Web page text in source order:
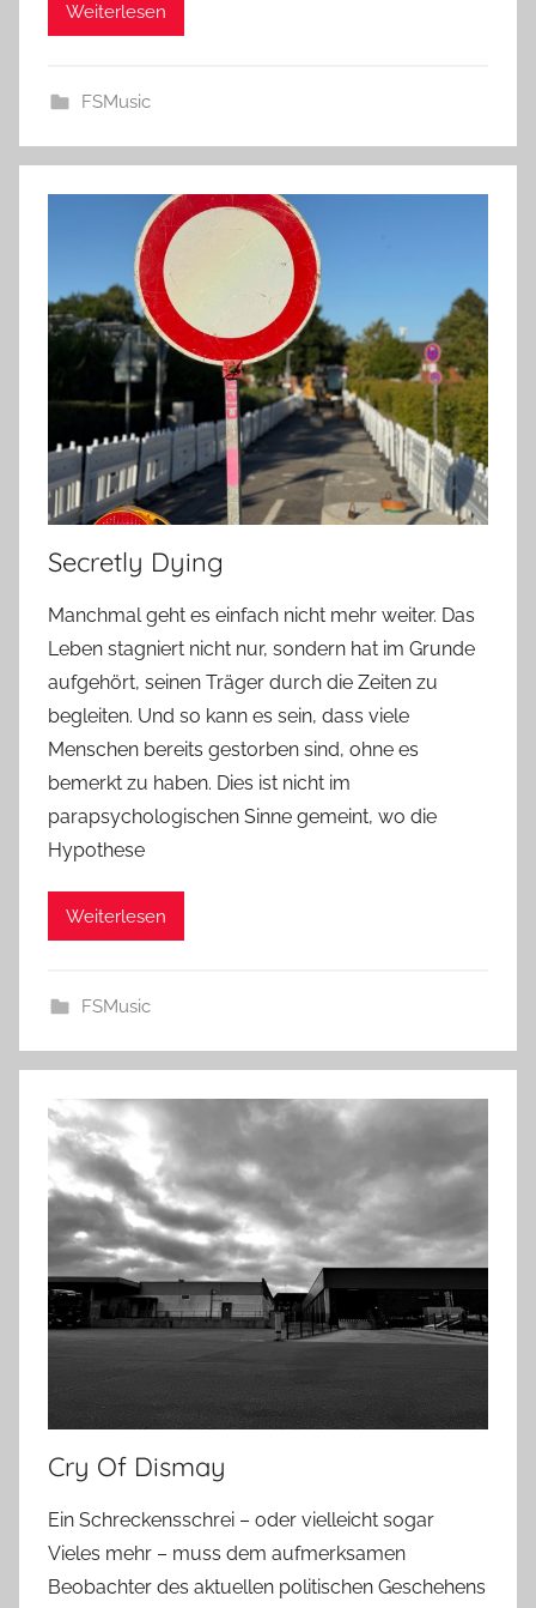
Weiterlesen
FSMusic
Secretly Dying
Manchmal geht es einfach nicht mehr weiter. Das
Leben stagniert nicht nur, sondern hat im Grunde
aufgehört, seinen Träger durch die Zeiten zu
begleiten. Und so kann es sein, dass viele
Menschen bereits gestorben sind, ohne es
bemerkt zu haben. Dies ist nicht im
parapsychologischen Sinne gemeint, wo die
Hypothese
Weiterlesen
FSMusic
Cry Of Dismay
Ein Schreckensschrei – oder vielleicht sogar
Vieles mehr – muss dem aufmerksamen
Beobachter des aktuellen politischen Geschehens